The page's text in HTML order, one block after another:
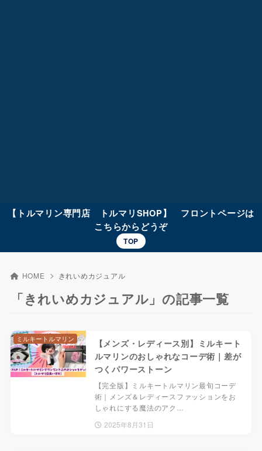
【トルマリン専門店 トルマリSHOP】 フロントページは
こちらからどうぞ
TOP
HOME きれいめカジュアル
「きれいめカジュアル」の記事一覧
【メンズ・レディース別】ミルキート
ルマリンのおしゃれなコーデ術｜差が
つくパワーストーン
【完全版】ミルキートルマリン最旬コーデ
術｜メンズ＆レディースファッションをお
しゃれにする魔法のアク…
2025年8月31日
ミルキートルマリン